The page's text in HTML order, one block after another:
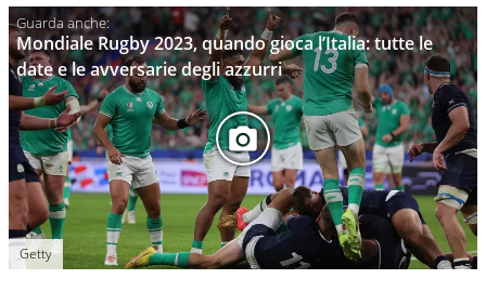
Mondiale Rugby 2023, quando gioca l’Italia: tutte le
date e le avversarie degli azzurri
Getty